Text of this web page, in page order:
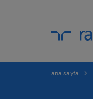
ana sayfa